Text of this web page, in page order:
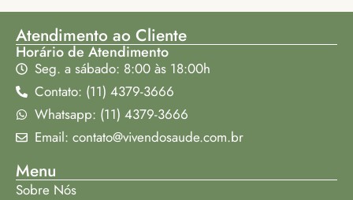
Atendimento ao Cliente
Horário de Atendimento
Seg. a sábado: 8:00 às 18:00h
Contato: (11) 4379-3666
Whatsapp: (11) 4379-3666
Email: contato@vivendosaude.com.br
Menu
Sobre Nós